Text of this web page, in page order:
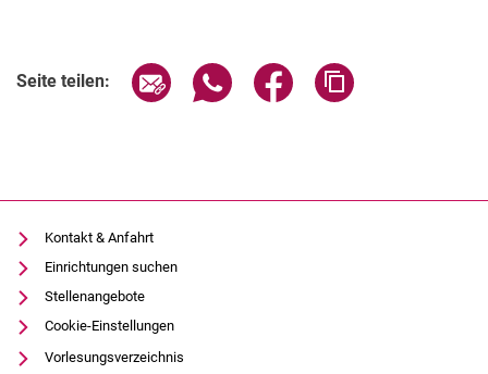
Seite teilen: Seite über E-Mail teilen
Seite über WhatsApp teilen
Seite über Facebook
Kontakt & Anfahrt
Einrichtungen suchen
Stellenangebote
Cookie-Einstellungen
Vorlesungsverzeichnis